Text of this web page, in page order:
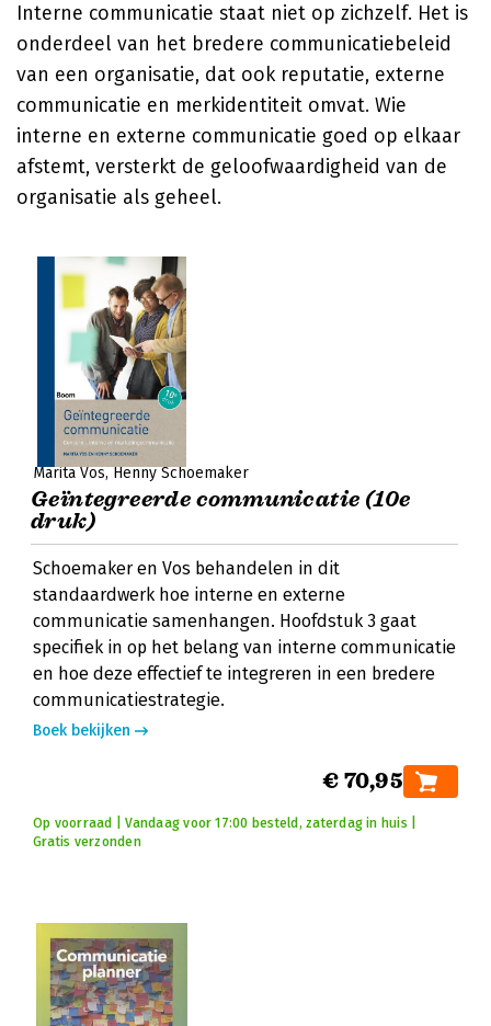
Interne communicatie staat niet op zichzelf. Het is
onderdeel van het bredere communicatiebeleid
van een organisatie, dat ook reputatie, externe
communicatie en merkidentiteit omvat. Wie
interne en externe communicatie goed op elkaar
afstemt, versterkt de geloofwaardigheid van de
organisatie als geheel.
Marita Vos Henny Schoemaker
Geïntegreerde communicatie (10e
druk)
Schoemaker en Vos behandelen in dit
standaardwerk hoe interne en externe
communicatie samenhangen. Hoofdstuk 3 gaat
specifiek in op het belang van interne communicatie
en hoe deze effectief te integreren in een bredere
communicatiestrategie.
Boek bekijken
€ 70,95
Op voorraad | Vandaag voor 17:00 besteld, zaterdag in huis |
Gratis verzonden